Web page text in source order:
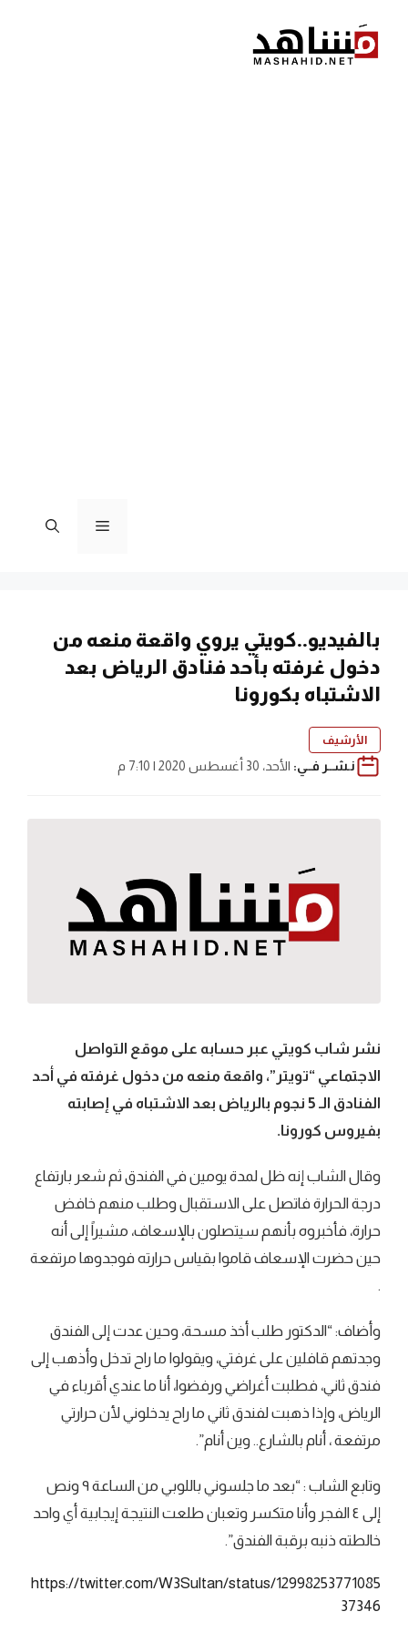
المحتوى
القائمة
بالفيديو..كويتي يروي واقعة منعه من
دخول غرفته بأحد فنادق الرياض بعد
الاشتباه بكورونا
الأرشيف
نـشــر فــي: الأحد، 30 أغسطس 2020 | 7:10 م
نشر شاب كويتي عبر حسابه على موقع التواصل
الاجتماعي “تويتر”، واقعة منعه من دخول غرفته في أحد
الفنادق الـ 5 نجوم بالرياض بعد الاشتباه في إصابته
بفيروس كورونا.
وقال الشاب إنه ظل لمدة يومين في الفندق ثم شعر بارتفاع
درجة الحرارة فاتصل على الاستقبال وطلب منهم خافض
حرارة، فأخبروه بأنهم سيتصلون بالإسعاف، مشيراً إلى أنه
حين حضرت الإسعاف قاموا بقياس حرارته فوجدوها مرتفعة
.
وأضاف: “الدكتور طلب أخذ مسحة، وحين عدت إلى الفندق
وجدتهم قافلين على غرفتي، ويقولوا ما راح تدخل وأذهب إلى
فندق ثاني، فطلبت أغراضي ورفضوا، أنا ما عندي أقرباء في
الرياض، وإذا ذهبت لفندق ثاني ما راح يدخلوني لأن حرارتي
مرتفعة ، أنام بالشارع.. وين أنام”.
وتابع الشاب : “بعد ما جلسوني باللوبي من الساعة ٩ ونص
إلى ٤ الفجر وأنا متكسر وتعبان طلعت النتيجة إيجابية أي واحد
خالطته ذنبه برقبة الفندق”.
https://twitter.com/W3Sultan/status/12998253771085
37346